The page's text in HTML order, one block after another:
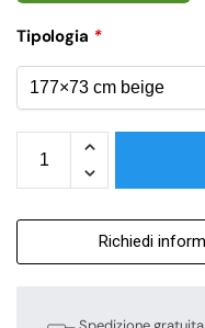
Tipologia *
Richiedi